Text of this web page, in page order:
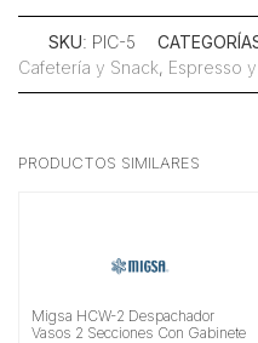
SKU: PIC-5
Cafetería y Snack, Espresso
PRODUCTOS SIMILARES
Migsa HCW-2 Despachador
Vasos 2 Secciones Con Gabinete